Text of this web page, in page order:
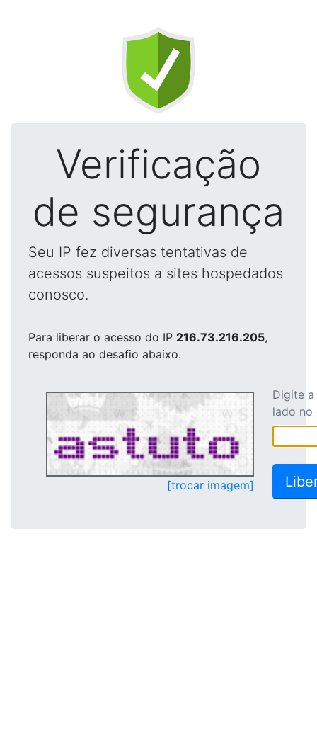
Verificação
de segurança
Seu IP fez diversas tentativas de
acessos suspeitos a sites hospedados
conosco.
Para liberar o acesso do IP 216.73.216.205,
responda ao desafio abaixo.
[trocar imagem]
Digite
lado no